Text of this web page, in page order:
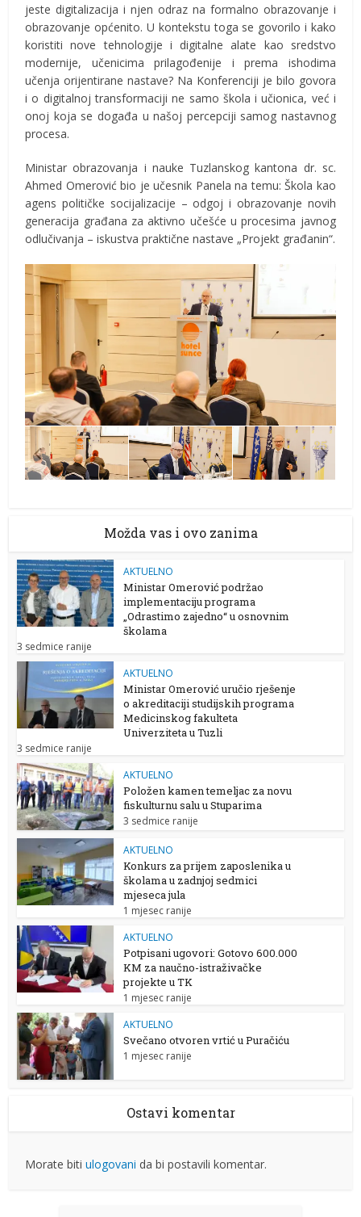
jeste digitalizacija i njen odraz na formalno obrazovanje i
obrazovanje općenito. U kontekstu toga se govorilo i kako
koristiti nove tehnologije i digitalne alate kao sredstvo
modernije, učenicima prilagođenije i prema ishodima
učenja orijentirane nastave? Na Konferenciji je bilo govora
i o digitalnoj transformaciji ne samo škola i učionica, već i
onoj koja se događa u našoj percepciji samog nastavnog
procesa.
Ministar obrazovanja i nauke Tuzlanskog kantona dr. sc.
Ahmed Omerović bio je učesnik Panela na temu: Škola kao
agens političke socijalizacije – odgoj i obrazovanje novih
generacija građana za aktivno učešće u procesima javnog
odlučivanja – iskustva praktične nastave „Projekt građanin“.
Možda vas i ovo zanima
AKTUELNO
Ministar Omerović podržao
implementaciju programa
„Odrastimo zajedno“ u osnovnim
školama
3 sedmice ranije
AKTUELNO
Ministar Omerović uručio rješenje
o akreditaciji studijskih programa
Medicinskog fakulteta
Univerziteta u Tuzli
3 sedmice ranije
AKTUELNO
Položen kamen temeljac za novu
fiskulturnu salu u Stuparima
3 sedmice ranije
AKTUELNO
Konkurs za prijem zaposlenika u
školama u zadnjoj sedmici
mjeseca jula
1 mjesec ranije
AKTUELNO
Potpisani ugovori: Gotovo 600.000
KM za naučno-istraživačke
projekte u TK
1 mjesec ranije
AKTUELNO
Svečano otvoren vrtić u Puračiću
1 mjesec ranije
Ostavi komentar
Morate bitiulogovani da bi postavili komentar.